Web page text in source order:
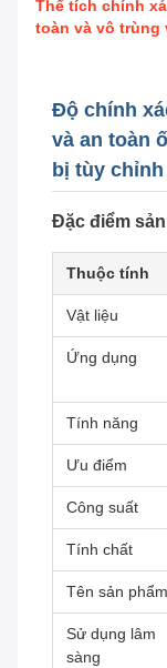
Thể tích chính
toàn và vô trùng
Độ chính
và an toàn
bị tùy chỉnh
Đặc điểm
Thuộc tính
Vật liệu
Ứng dụng
Tính năng
Ưu điểm
Công suất
Tính chất
Tên sản phẩm
Sử dụng lâm
sàng